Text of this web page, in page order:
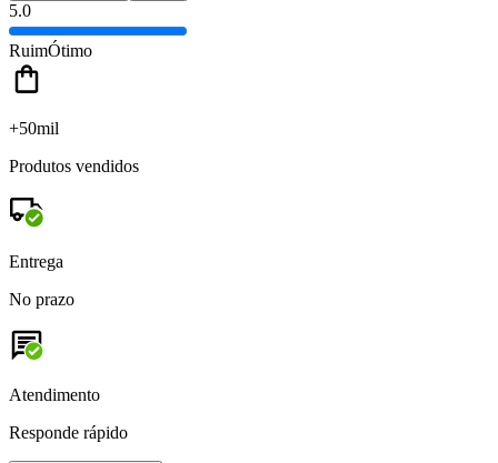
5.0
RuimÓtimo
+50mil
Produtos vendidos
Entrega
No prazo
Atendimento
Responde rápido